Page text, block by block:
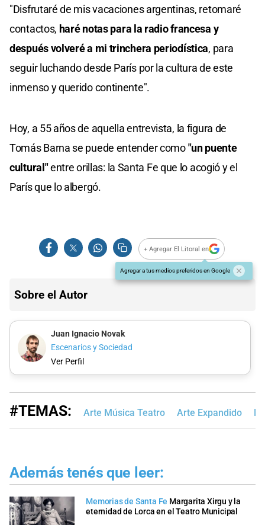
"Disfrutaré de mis vacaciones argentinas, retomaré
contactos, haré notas para la radio francesa y
después volveré a mi trinchera periodística, para
seguir luchando desde París por la cultura de este
inmenso y querido continente".
Hoy, a 55 años de aquella entrevista, la figura de
Tomás Barna se puede entender como"un puente
cultural"entre orillas: la Santa Fe que lo acogió y el
París que lo albergó.
+ Agregar El Litoral en
Agregar a tus medios preferidos en Google
Sobre el Autor
Juan Ignacio Novak
Escenarios y Sociedad
Ver Perfil
#TEMAS: Arte Música Teatro Arte Expandido
Además tenés que leer:
Memorias de Santa Fe Margarita Xirgu y la
eternidad de Lorca en el Teatro Municipal